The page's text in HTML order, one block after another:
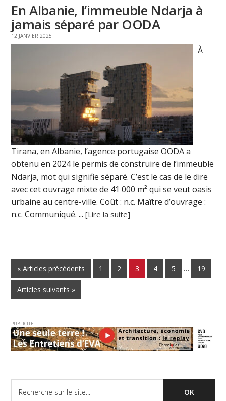
En Albanie, l’immeuble Ndarja à
jamais séparé par OODA
12 JANVIER 2025
À
Tirana, en Albanie, l’agence portugaise OODA a
obtenu en 2024 le permis de construire de l’immeuble
Ndarja, mot qui signifie séparé. C’est le cas de le dire
avec cet ouvrage mixte de 41 000 m² qui se veut oasis
urbaine au centre-ville. Coût : n.c. Maître d’ouvrage :
n.c. Communiqué. ...[Lire la suite]
« Articles précédents 1 2 3 4 5 … 19
Articles suivants »
PUBLICITE